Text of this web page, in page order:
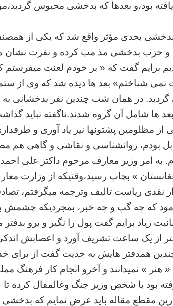
یافته بود،و بعدها که بدخشی محبوس
بدخشی بحدی مؤثر واقع شد که یکی از
و حزب بدخشی مذ مب کرده و نفرت نشان
برایم گفت که « بر خودم لعنت میفرستم
نمی شناختم» بعد ها دیده شد که وی از
گردید.در همان شب چندین نفر بدخشانی به
بعد ها شامل آن گروه شدند.ناگفته نباید
از مظلومین پشتونها نیز یاد آوری و
بودم، روانشناسی و نقاشی و گاهی هم
. به امر وزیر معارف مرحوم داکتر علی احمد
» بچاپ رسید،وقتیکه از وزارت
نقدی ریاست تالیف وترجمه میگرفتم،
که چه گپ و چه خبر، بمجردیکه چشمش
زیاد برایم گفت پول را نگیر و برو بدفتر
از یک ساعت تشریف آورد و اعصابش
همدفتر هایش به جدیت گفت از برای
« هنر » نمیدانند و آخرو انجام کار فرهنگ
بود با شخص وزیر جنگ وغالمفال کرده تا
مقطع مقاله باید عرض نمایم که بدخشی